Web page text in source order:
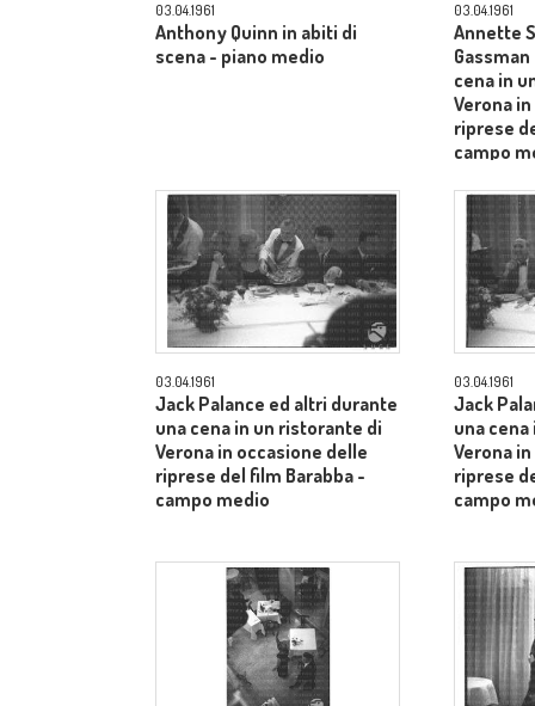
03.04.1961
Anthony Quinn in abiti di
scena - piano medio
03.04.1961
Annette
cena in
Verona
riprese
campo
03.04.1961
Jack Palance ed altri durante
una cena in un ristorante di
Verona in occasione delle
riprese del film Barabba -
campo medio
03.04.1961
Jack
una
Verona
riprese
campo